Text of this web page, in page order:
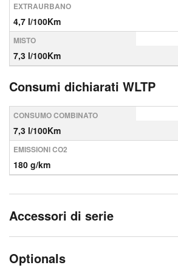
EXTRAURBANO
4,7 l/100Km
MISTO
7,3 l/100Km
Consumi dichiarati WLTP
CONSUMO COMBINATO
7,3 l/100Km
EMISSIONI CO2
180 g/km
Accessori di serie
Optionals